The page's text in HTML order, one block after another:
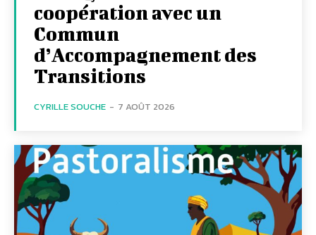
coopération avec un
Commun
d’Accompagnement des
Transitions
CYRILLE SOUCHE - 7 AOÛT 2026